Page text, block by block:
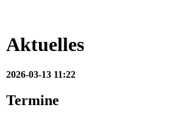
Aktuelles
2026-03-13 11:22
Termine